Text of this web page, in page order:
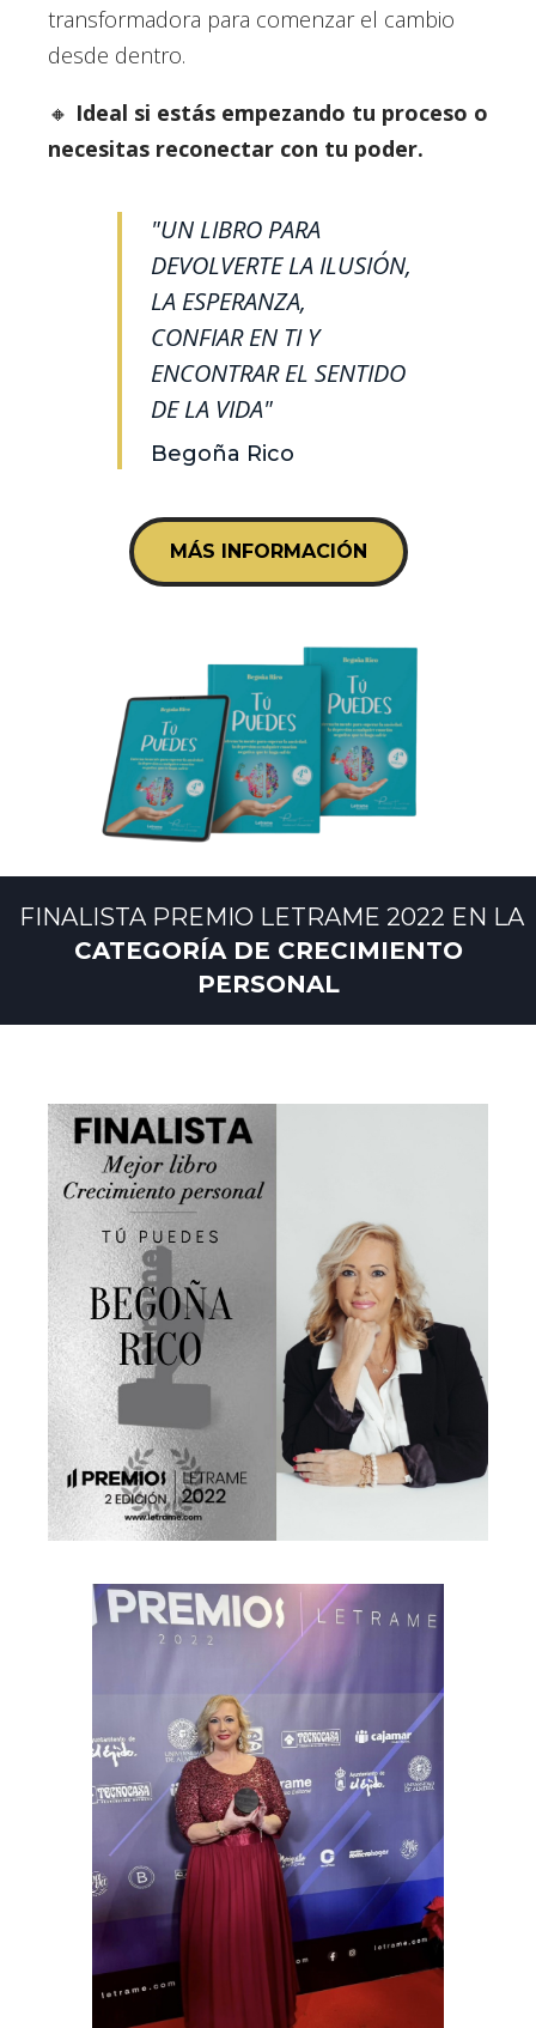
transformadora para comenzar el cambio
desde dentro.
🔸 Ideal si estás empezando tu proceso o
necesitas reconectar con tu poder.
"UN LIBRO PARA
DEVOLVERTE LA ILUSIÓN,
LA ESPERANZA,
CONFIAR EN TI Y
ENCONTRAR EL SENTIDO
DE LA VIDA"
Begoña Rico
MÁS INFORMACIÓN
FINALISTA PREMIO LETRAME 2022 EN LA
CATEGORÍA DE CRECIMIENTO
PERSONAL